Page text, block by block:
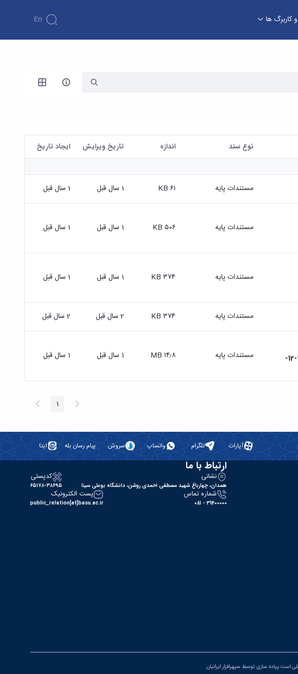
کاربرگ ها En
نوع سند اندازه تاریخ ویرایش ايجاد تاريخ
مستندات پایه ۶۱ KB 1 سال قبل 1 سال قبل
مستندات پایه ۵۰۶ KB 1 سال قبل 1 سال قبل
مستندات پایه ۳۷۴ KB 1 سال قبل 1 سال قبل
مستندات پایه ۳۷۴ KB 2 سال قبل 2 سال قبل
ابلاغ آئين‌نامه استخدامي اعضاي هيئت علمي دانشگاه بوعلي سينا مورخ 1402-12-
مستندات پایه ۱۴٫۸ MB 1 سال قبل 1 سال قبل
پیغام صفحه1 صفحه
آپارات تلگرام واتساپ سروش پیام رسان بله ایتا
ارتباط با ما
نشانی
همدان، چهارباغ شهید مصطفی احمدی روشن، دانشگاه بوعلی سینا
کدپستی
۶۵۱۷۸-۳۸۶۹۵
شماره تماس
31400000 - 081
پست الکترونیک
public_relation[at]basu.ac.ir
است.پیاده سازی توسط سپهرافزار ایرانیان